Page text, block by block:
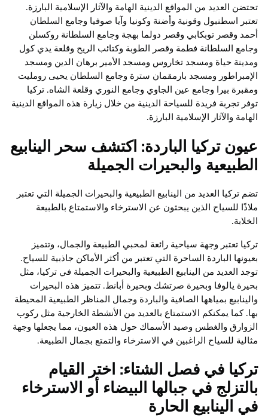
تحتضن العديد من المواقع الدينية الهامة والآثار الإسلامية البارزة.
تعتبر اسطنبول وقونية وأضنة وكونيا وآيا صوفيا وجامع السلطان
أحمد وقصر توبكابي وقصر دولما بهجة وجامع السلطانة روكسلن
وجامع السلطانة فطمة وقصر الطوبة وكتائب الريح وقلعة يدي كول
ومدينة حياة ومسجد تخاروس ومسجد الأمير برهان الدين ومسجد
الإمبراطور ومسجد بارمقمان سترة وجامع السلطان يحيى رومليت
ومقبرة بيرا وجامع عين الجاوي وجامع النوري وقلعة الشاه. تركيا
توفر تجربة فريدة للسياحة الدينية من خلال زيارة هذه المواقع الدينية
الهامة والآثار الإسلامية البارزة.
عيون تركيا الباردة: اكتشف سحر الينابيع
الطبيعية والبحيرات الجميلة
تضم تركيا العديد من الينابيع الطبيعية والبحيرات الجميلة التي تعتبر
ملاذًا للسياح الذين يبحثون عن الاسترخاء والاستمتاع بالطبيعة
الخلابة.
تركيا تعتبر وجهة سياحية رائعة لمحبي الطبيعة والجمال، وتتميز
بعيونها الباردة الساحرة التي تعتبر من أكثر الأماكن جاذبية للسياح.
توجد العديد من الينابيع الطبيعية والبحيرات الجميلة في تركيا، مثل
بحيرة يالوفا وبحيرة صرتشك وبحيرة أبانط. تتميز هذه البحيرات
والينابيع بمياهها الصافية والباردة وجمال المناظر الطبيعية المحيطة
بها. كما يمكنكم الاستمتاع بالعديد من الأنشطة الخارجية مثل ركوب
الزوارق والغطس وصيد الأسماك حول هذه العيون، مما يجعلها وجهة
مثالية للسياح الراغبين في الاسترخاء والتمتع بجمال الطبيعة.
تركيا في فصل الشتاء: اختر القيام
بالتزلج في جبالها البيضاء أو الاسترخاء
في الينابيع الحارة